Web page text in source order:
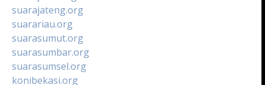
suarajateng.org
suarariau.org
suarasumut.org
suarasumbar.org
suarasumsel.org
konibekasi.org